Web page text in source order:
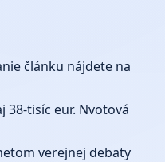
článku nájdete na
38-tisíc eur. Nvotová
verejnej debaty